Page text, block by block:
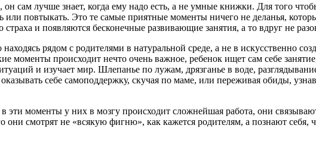
сам лучше знает, когда ему надо есть, а не умные книжки. Для того
или повтыкать. Это те самые приятные моменты ничего не деланья,
и появляются бесконечные развивающие занятия, а то вдруг не
рядом с родителями в натуральной среде, а не в искусственно
моменты происходит нечто очень важное, ребенок ищет сам себе
и изучает мир. Шлепанье по лужам, дрязганье в воде,
себе самоподдержку, скучая по маме, или переживая обиды,
в эти моменты у них в мозгу происходит сложнейшая работа, они
они смотрят не «всякую фигню», как кажется родителям, а познают себя,